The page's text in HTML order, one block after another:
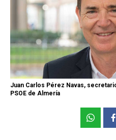
Juan Carlos Pérez Navas,
PSOE de Almería